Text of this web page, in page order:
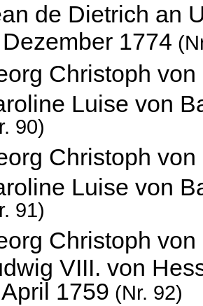
de Dietrich an
1774
Christoph
Luise von
90)
Christoph
Luise von
91)
Christoph
VIII. von
1759 (Nr. 92)